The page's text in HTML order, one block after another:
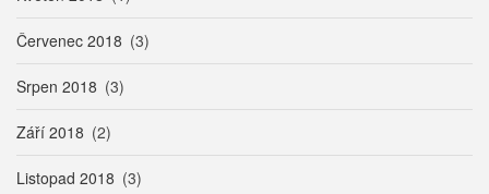
Červenec 2018 (3)
Srpen 2018 (3)
Září 2018 (2)
Listopad 2018 (3)